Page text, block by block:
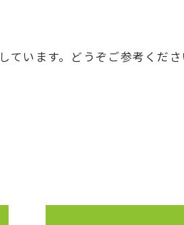
ています。どうぞご参考くださ